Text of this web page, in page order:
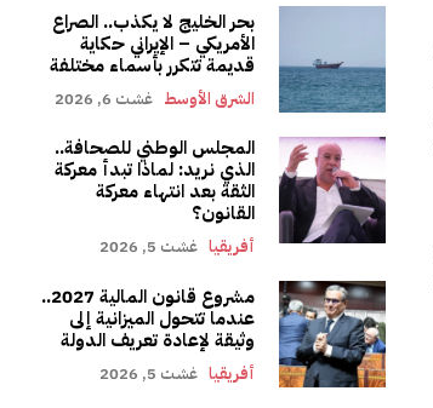
بحر الخليج لا يكذب.. الصراع
الأمريكي – الإيراني حكاية
قديمة تتكرر بأسماء مختلفة
الشرق الأوسط غشت 6, 2026
المجلس الوطني للصحافة..
الذي نريد: لماذا تبدأ معركة
الثقة بعد انتهاء معركة
القانون؟
أفريقيا غشت 5, 2026
مشروع قانون المالية 2027..
عندما تتحول الميزانية إلى
وثيقة لإعادة تعريف الدولة
أفريقيا غشت 5, 2026